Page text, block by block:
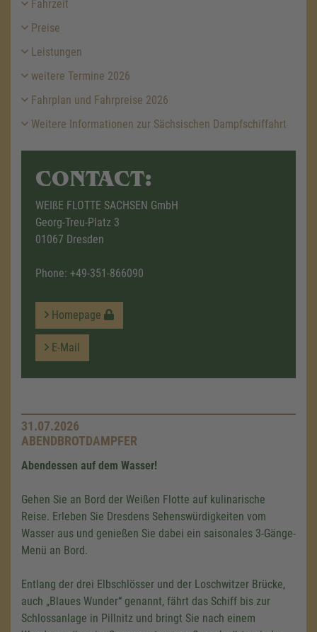
Fahrzeit
Preise
Leistungen
weitere Termine 2026
Fahrplan und Fahrpreise 2026
Weitere Informationen zur Sächsischen Dampfschiffahrt
CONTACT:
WEIßE FLOTTE SACHSEN GmbH
Georg-Treu-Platz 3
01067 Dresden
Phone: +49-351-866090
Homepage
E-Mail
31.07.2026
ABENDBROTDAMPFER
Abendessen auf dem Wasser!
Gehen Sie an Bord der Weißen Flotte auf kulinarische
Reise. Erleben Sie Dresdens Sehenswürdigkeiten vom
Wasser aus und genießen Sie dabei ein saisonales 3-Gänge-
Menü an Bord.
Entlang der drei Elbschlösser und der Loschwitzer Brücke,
auch „Blaues Wunder“ genannt, fährt das Schiff bis zur
Schlossanlage in Pillnitz und bringt Sie nach einem